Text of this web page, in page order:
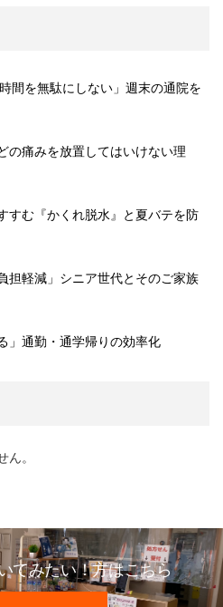
間を無駄にしない」週末の通院を
の痛みを放置してはいけない理
すむ『かくれ脱水』と夏バテを防
担軽減」シニア世代とそのご家族
」通勤・通学帰りの効率化
ん。
てみたい！方はこちら